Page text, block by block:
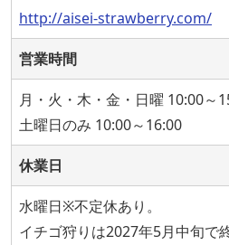
http://aisei-strawberry.com/
営業時間
月・火・木・金・日曜 10:00～
土曜日のみ 10:00～16:00
休業日
水曜日※不定休あり。
イチゴ狩りは2027年5月中旬で